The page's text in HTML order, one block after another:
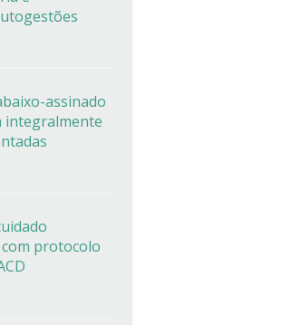
assinado
integralmente
protocolo